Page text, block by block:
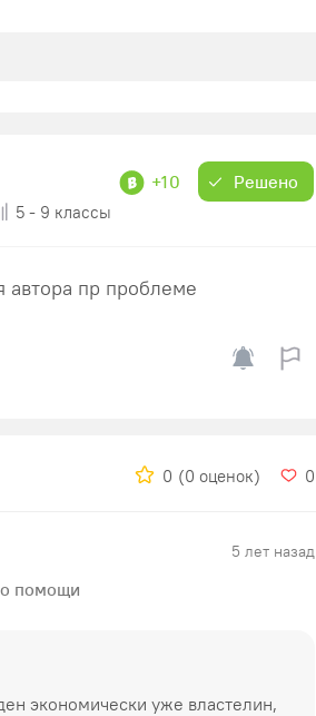
+10 Решено
5 - 9 классы
пр проблеме​
0 (0 оценок) 0
5 лет назад
помощи
экономически уже властелин,